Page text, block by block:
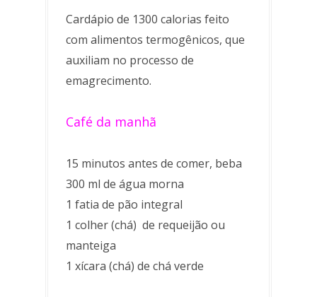
Cardápio de 1300 calorias feito
com alimentos termogênicos, que
auxiliam no processo de
emagrecimento.
Café da manhã
15 minutos antes de comer, beba
300 ml de água morna
1 fatia de pão integral
1 colher (chá) de requeijão ou
manteiga
1 xícara (chá) de chá verde